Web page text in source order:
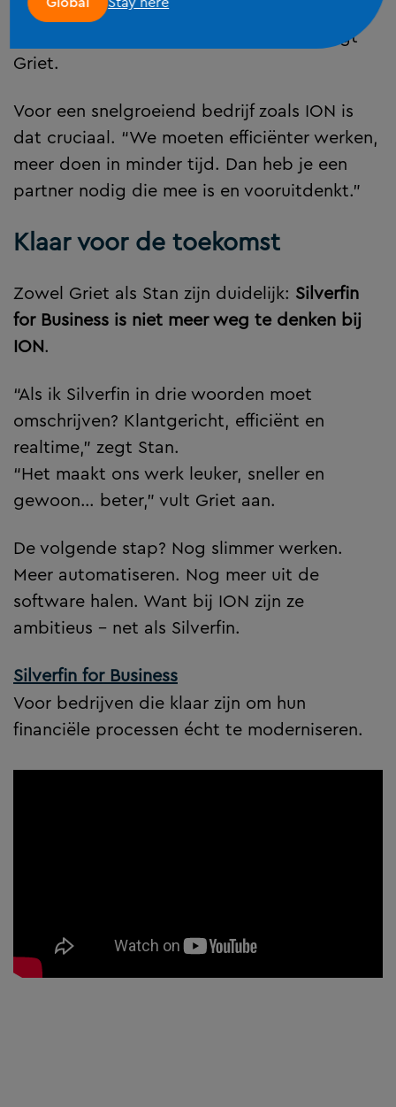
elk kwartaal bellen ze zelf op om te vragen
waar ze kunnen helpen. Dat is uniek,” zegt
Griet.
Voor een snelgroeiend bedrijf zoals ION is
dat cruciaal. “We moeten efficiënter werken,
meer doen in minder tijd. Dan heb je een
partner nodig die mee is en vooruitdenkt.”
Klaar voor de toekomst
Zowel Griet als Stan zijn duidelijk: Silverfin
for Business is niet meer weg te denken bij
ION.
“Als ik Silverfin in drie woorden moet
omschrijven? Klantgericht, efficiënt en
realtime,” zegt Stan.
“Het maakt ons werk leuker, sneller en
gewoon… beter,” vult Griet aan.
De volgende stap? Nog slimmer werken.
Meer automatiseren. Nog meer uit de
software halen. Want bij ION zijn ze
ambitieus – net als Silverfin.
Silverfin for Business
Voor bedrijven die klaar zijn om hun
financiële processen écht te moderniseren.